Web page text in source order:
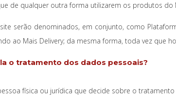
de qualquer outra forma utilizarem os produtos do
serão denominados, em conjunto, como
ao Mais Delivery; da mesma forma, toda vez que
o tratamento dos dados pessoais?
física ou jurídica que decide sobre o